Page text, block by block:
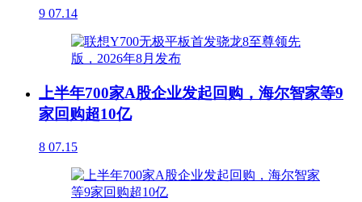
9 07.14
上半年700家A股企业发起回购，海尔智家等9
家回购超10亿
8 07.15